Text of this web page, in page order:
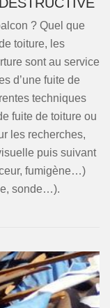
? Quel que
toiture, les
sont au service
d’une fuite de
techniques
fuite de toiture ou
les recherches,
puis suivant
fumigène…)
sonde…).